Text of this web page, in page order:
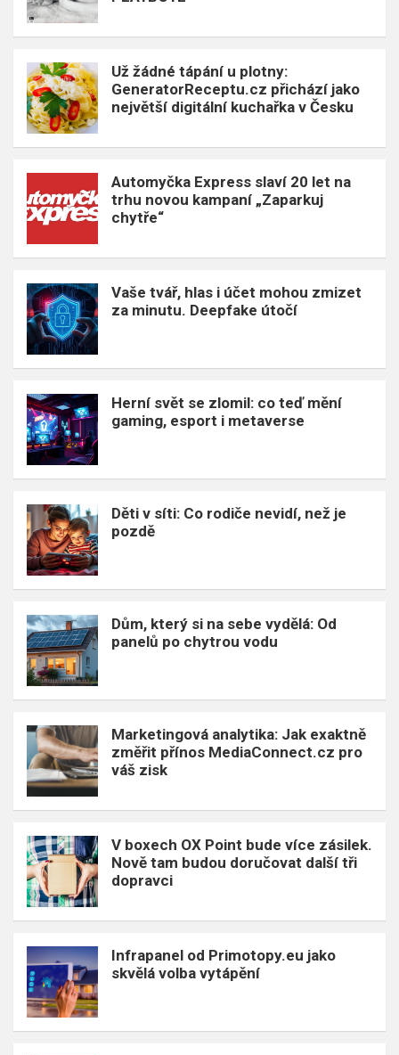
Už žádné tápání u plotny:
GeneratorReceptu.cz přichází jako
největší digitální kuchařka v Česku
Automyčka Express slaví 20 let na
trhu novou kampaní „Zaparkuj
chytře“
Vaše tvář, hlas i účet mohou zmizet
za minutu. Deepfake útočí
Herní svět se zlomil: co teď mění
gaming, esport i metaverse
Děti v síti: Co rodiče nevidí, než je
pozdě
Dům, který si na sebe vydělá: Od
panelů po chytrou vodu
Marketingová analytika: Jak exaktně
změřit přínos MediaConnect.cz pro
váš zisk
V boxech OX Point bude více zásilek.
Nově tam budou doručovat další tři
dopravci
Infrapanel od Primotopy.eu jako
skvělá volba vytápění